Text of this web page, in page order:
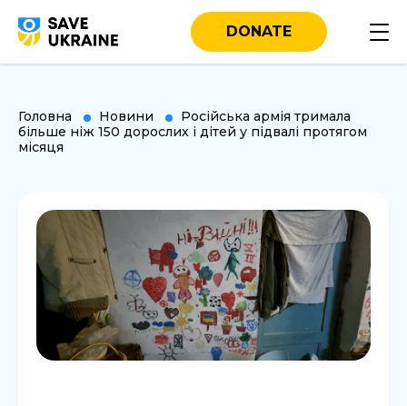
DONATE
Головна Новини
Російська армія тримала
більше ніж 150 дорослих і дітей у підвалі протягом
місяця